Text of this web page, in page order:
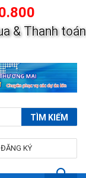
& Thanh toán
TÌM KIẾM
ĐĂNG KÝ